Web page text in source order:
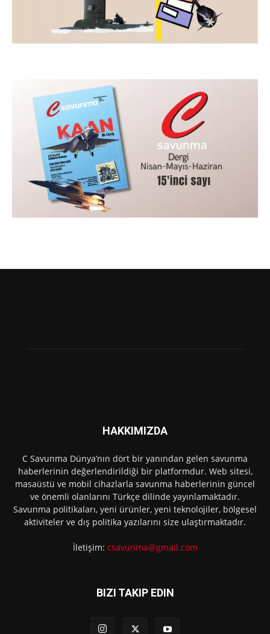
HAKKIMIZDA
C Savunma Dünya’nın dört bir yanından gelen savunma
haberlerinin değerlendirildiği bir platformdur. Web sitesi,
masaüstü ve mobil cihazlarla savunma haberlerinin güncel
ve önemli olanlarını Türkçe dilinde yayınlamaktadır.
Savunma politikaları, yeni ürünler, yeni teknolojiler, bölgesel
aktiviteler ve dış politika yazılarını size ulaştırmaktadır.
İletişim: csavunma@gmail.com
BIZI TAKIP EDIN